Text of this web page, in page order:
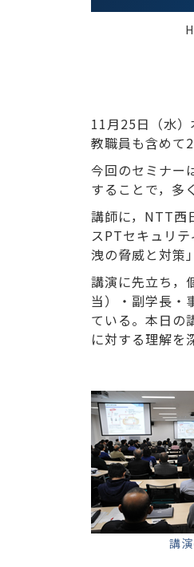
11月25日（水
教職員も含めて
今回のセミナー
することで，多
講師に，NTT西
スPTセキュリ
洩の脅威と対策
講演に先立ち，
当）・副学長・
ている。本日の
に対する理解を
講